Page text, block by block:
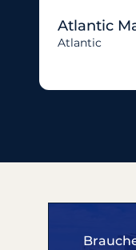
Atlantic
Atlantic